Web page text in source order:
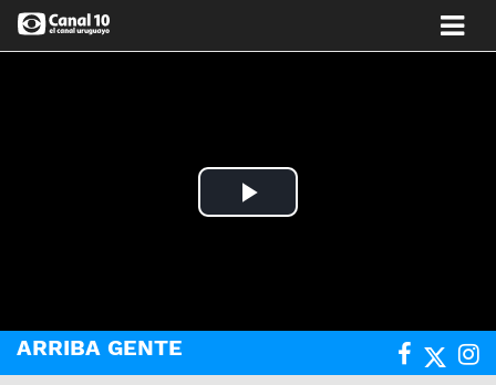
Play
ARRIBA GENTE